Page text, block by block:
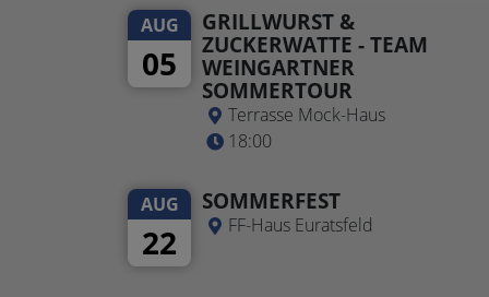
AUG
05
GRILLWURST &
ZUCKERWATTE - TEAM
WEINGARTNER
SOMMERTOUR
Terrasse Mock-Haus
18:00
AUG
22
SOMMERFEST
FF-Haus Euratsfeld